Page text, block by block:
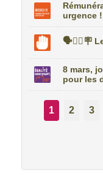
urgence !
🗣️✊🏼🪧
8 mars,
pour les
1 2 3